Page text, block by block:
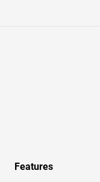
Features